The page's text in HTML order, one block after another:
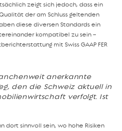
zeigt sich jedoch, dass ein
der am Schluss geltenden
diese diversen Standards ein
kompatibel zu sein –
mit Swiss GAAP FER
anerkannte
den die Schweiz aktuell in
verfolgt. Ist
dort sinnvoll sein, wo hohe Risiken